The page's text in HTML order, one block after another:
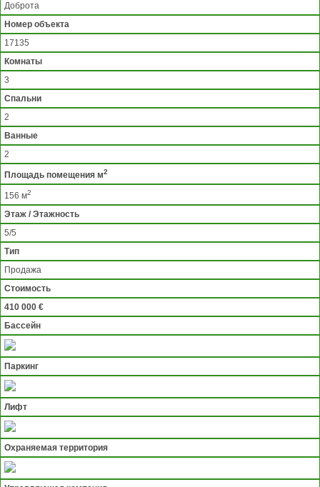
Доброта
Номер объекта
17135
Комнаты
3
Спальни
2
Ванные
2
Площадь помещения м2
156 м2
Этаж / Этажность
5/5
Тип
Продажа
Стоимость
410 000 €
Бассейн
Паркинг
Лифт
Охраняемая территория